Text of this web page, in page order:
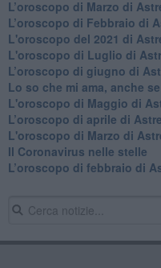
​L’oroscopo di Marzo di
​L’oroscopo di Febbraio di
L'oroscopo del 2021 di
L'oroscopo di Luglio di
​L’oroscopo di giugno di
​Lo so che mi ama, anche
L'oroscopo di Maggio di
​L’oroscopo di aprile di
L'oroscopo di Marzo di
Il Coronavirus nelle stelle
​L’oroscopo di febbraio di